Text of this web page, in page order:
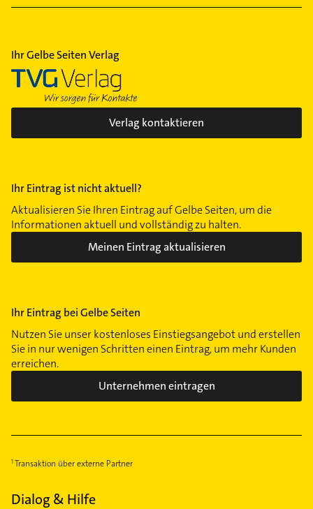
Ihr Gelbe Seiten Verlag
Verlag kontaktieren
Ihr Eintrag ist nicht aktuell?
Aktualisieren Sie Ihren Eintrag auf Gelbe Seiten, um die
Informationen aktuell und vollständig zu halten.
Meinen Eintrag aktualisieren
Ihr Eintrag bei Gelbe Seiten
Nutzen Sie unser kostenloses Einstiegsangebot und erstellen
Sie in nur wenigen Schritten einen Eintrag, um mehr Kunden
erreichen.
Unternehmen eintragen
Transaktion über externe Partner
Dialog & Hilfe